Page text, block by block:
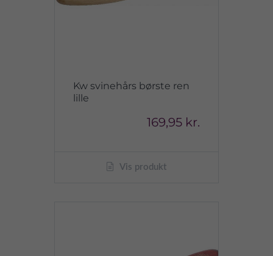
Kw svinehårs børste ren
lille
169,95 kr.
Vis produkt